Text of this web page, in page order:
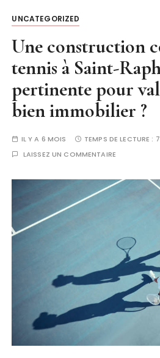
UNCATEGORIZED
Une construction
tennis à Saint-
pertinente pour
bien immobilier ?
IL Y A 6 MOIS TEMPS DE LECTURE :
LAISSEZ UN COMMENTAIRE